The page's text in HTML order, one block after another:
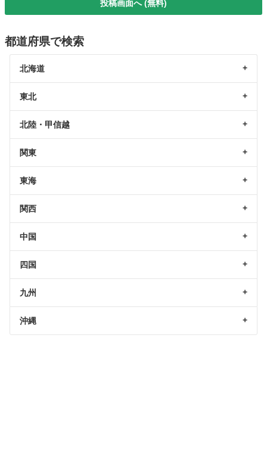
投稿画面へ (無料)
都道府県で検索
北海道
東北
北陸・甲信越
関東
東海
関西
中国
四国
九州
沖縄